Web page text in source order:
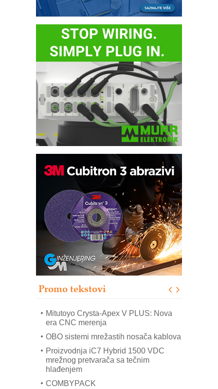
Promo tekstovi
Automatizacija pakovanja · Display
(Shelf-Ready) omotnice
Potpuna efikasnost bez složenih
sistema
Trajna oznaka kao dugoročna korist
Bezbednost na prvom mestu!
IB BLUMENAUER - više od 40 godina
poverenja u industriji
Art Utopia Studio – vizuelne priče
Mitutoyo Crysta-Apex V PLUS: Nova
era CNC merenja
OBO sistemi mrežastih nosača kablova
Proizvodnja iC7 Hybrid 1500 VDC
mrežnog pretvarača sa tečnim
hlađenjem
COMBYPACK